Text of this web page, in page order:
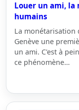
Louer un ami,
humains
La monétarisation
Genève une
un ami. C'est à
ce phénomène…